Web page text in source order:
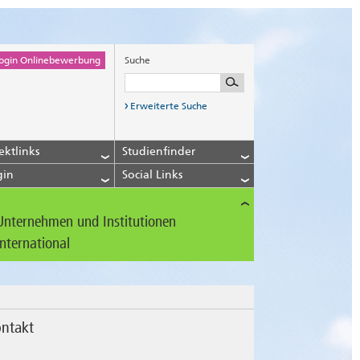
Onlinebewerbung Suche
Erweiterte Suche
Studienfinder
Social Links
und Institutionen